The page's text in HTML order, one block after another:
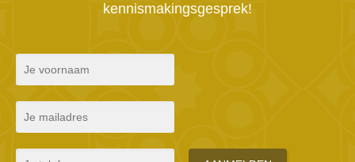
kennismakingsgesprek!